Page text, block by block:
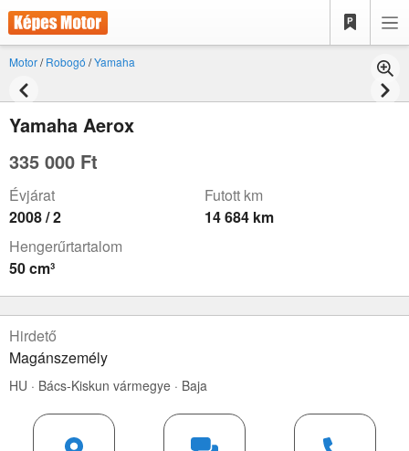
Motor/Robogó /Yamaha
Yamaha Aerox
335 000 Ft
Évjárat
2008 / 2
Futott km
14 684 km
Hengerűrtartalom
50 cm³
Hirdető
Magánszemély
HU · Bács-Kiskun vármegye · Baja